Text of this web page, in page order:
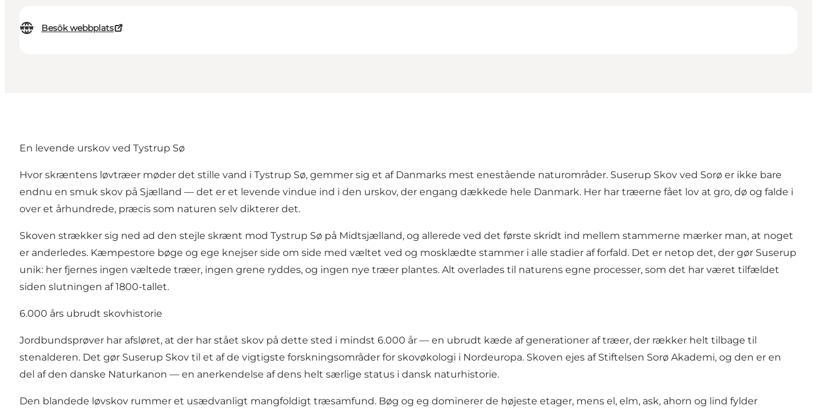
Besök webbplats
En levende urskov ved Tystrup Sø
Hvor skræntens løvtræer møder det stille vand i Tystrup Sø, gemmer sig et af Danmarks mest enestående naturområder. Suserup Skov ved Sorø er ikke bare
endnu en smuk skov på Sjælland — det er et levende vindue ind i den urskov, der engang dækkede hele Danmark. Her har træerne fået lov at gro, dø og falde i
over et århundrede, præcis som naturen selv dikterer det.
Skoven strækker sig ned ad den stejle skrænt mod Tystrup Sø på Midtsjælland, og allerede ved det første skridt ind mellem stammerne mærker man, at noget
er anderledes. Kæmpestore bøge og ege knejser side om side med væltet ved og mosklædte stammer i alle stadier af forfald. Det er netop det, der gør Suserup
unik: her fjernes ingen væltede træer, ingen grene ryddes, og ingen nye træer plantes. Alt overlades til naturens egne processer, som det har været tilfældet
siden slutningen af 1800-tallet.
6.000 års ubrudt skovhistorie
Jordbundsprøver har afsløret, at der har stået skov på dette sted i mindst 6.000 år — en ubrudt kæde af generationer af træer, der rækker helt tilbage til
stenalderen. Det gør Suserup Skov til et af de vigtigste forskningsområder for skovøkologi i Nordeuropa. Skoven ejes af Stiftelsen Sorø Akademi, og den er en
del af den danske Naturkanon — en anerkendelse af dens helt særlige status i dansk naturhistorie.
Den blandede løvskov rummer et usædvanligt mangfoldigt træsamfund. Bøg og eg dominerer de højeste etager, mens el, elm, ask, ahorn og lind fylder